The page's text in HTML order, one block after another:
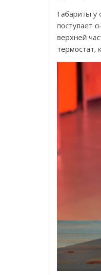
Габариты у
поступает
верхней
термостат,